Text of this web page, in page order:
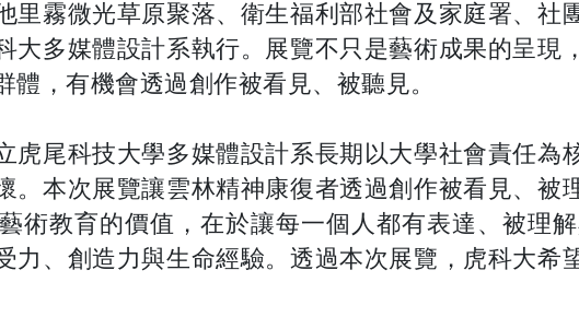
里霧微光草原聚落、衛生福利部社會及家庭署、
大多媒體設計系執行。展覽不只是藝術成果的呈
，有機會透過創作被看見、被聽見。
虎尾科技大學多媒體設計系長期以大學社會責任
。本次展覽讓雲林精神康復者透過創作被看見、
術教育的價值，在於讓每一個人都有表達、被理
力、創造力與生命經驗。透過本次展覽，虎科大